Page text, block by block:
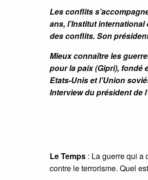
Les conflits
ans, l’Institut
des conflits. Son
Mieux connaître les
pour la paix (Gipri), fondé
Etats-Unis et l’Union
Interview du président de
Le Temps : La guerre qui a
contre le terrorisme. Quel